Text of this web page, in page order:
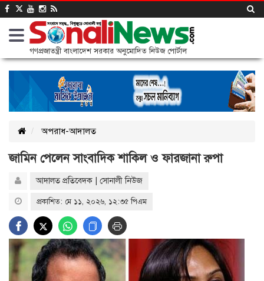
গণপ্রজাতন্ত্রী বাংলাদেশ সরকার অনুমোদিত নিউজ পোর্টাল
অপরাধ-আদালত
জামিন পেলেন সাংবাদিক শাকিল ও ফারজানা রুপা
আদালত প্রতিবেদক | সোনালী নিউজ
প্রকাশিত: মে ১১, ২০২৬, ১২:৩৫ পিএম